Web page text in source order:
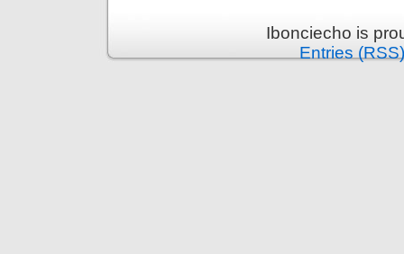
Ibonciecho is
Entries (RSS)